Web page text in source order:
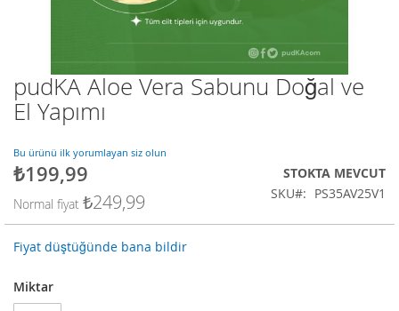
Resim
galerisinin
başlangıcına
pudKA Aloe Vera Sabunu Doğal ve
El Yapımı
Bu ürünü ilk yorumlayan siz olun
Özel
₺199,99
Normal fiyat ₺249,99
STOKTA MEVCUT
SKU
PS35AV25V1
Fiyat düştüğünde bana bildir
Miktar